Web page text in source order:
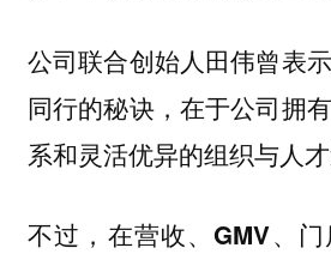
公司联合创始人田伟曾表
同行的秘诀，在于公司拥
系和灵活优异的组织与人才
不过，在营收、GMV、